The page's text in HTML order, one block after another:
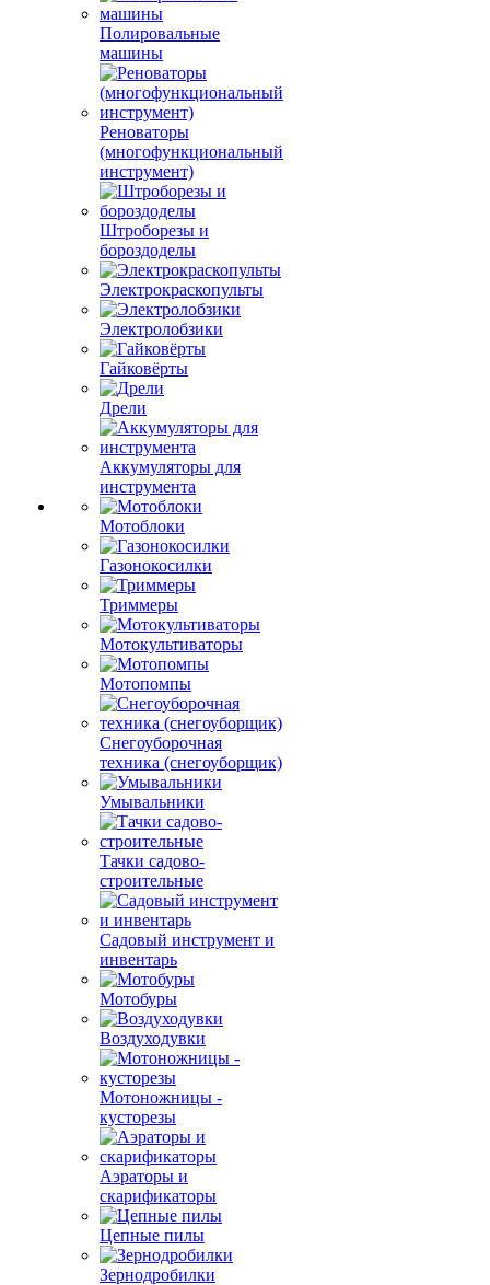
Полировальные
машины
Реноваторы
(многофункциональный
инструмент)
Штроборезы и
бороздоделы
Электрокраскопульты
Электролобзики
Гайковёрты
Дрели
Аккумуляторы для
инструмента
Мотоблоки
Газонокосилки
Триммеры
Мотокультиваторы
Мотопомпы
Снегоуборочная
техника (снегоуборщик)
Умывальники
Тачки садово-
строительные
Садовый инструмент и
инвентарь
Мотобуры
Воздуходувки
Мотоножницы -
кусторезы
Аэраторы и
скарификаторы
Цепные пилы
Зернодробилки